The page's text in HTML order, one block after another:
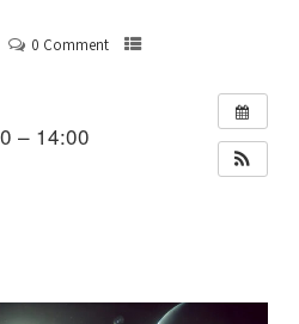
0 Comment
– 14:00